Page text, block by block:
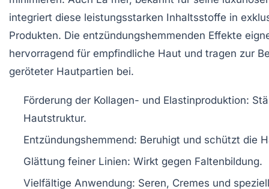
integriert diese leistungsstarken Inhaltsstoffe in
Produkten. Die entzündungshemmenden Effekte
hervorragend für empfindliche Haut und tragen zur
geröteter Hautpartien bei.
Förderung der Kollagen- und Elastinproduktion:
Hautstruktur.
Entzündungshemmend: Beruhigt und schützt die
Glättung feiner Linien: Wirkt gegen Faltenbildung.
Vielfältige Anwendung: Seren, Cremes und